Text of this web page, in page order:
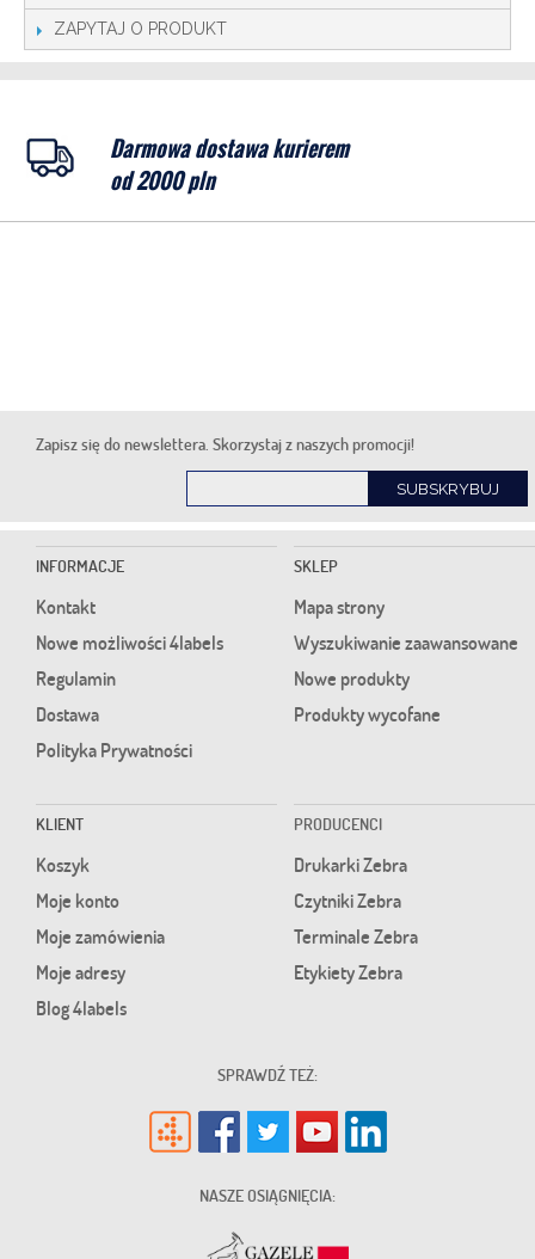
ZAPYTAJ O PRODUKT
Darmowa dostawa kurierem
od 2000 pln
Zapisz się do newslettera. Skorzystaj z naszych promocji!
SUBSKRYBUJ
INFORMACJE
Kontakt
Nowe możliwości 4labels
Regulamin
Dostawa
Polityka Prywatności
SKLEP
Mapa strony
Wyszukiwanie zaawansowane
Nowe produkty
Produkty wycofane
KLIENT
Koszyk
Moje konto
Moje zamówienia
Moje adresy
Blog 4labels
PRODUCENCI
Drukarki Zebra
Czytniki Zebra
Terminale Zebra
Etykiety Zebra
SPRAWDŹ TEŻ:
NASZE OSIĄGNIĘCIA: